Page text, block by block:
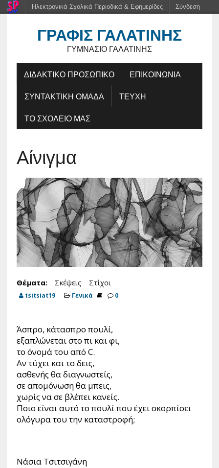
ΓΡΑΦΊΣ ΓΑΛΑΤΙΝΉΣ
ΓΥΜΝΆΣΙΟ ΓΑΛΑΤΙΝΉΣ
ΔΙΔΑΚΤΙΚΟ ΠΡΟΣΩΠΙΚΟ
ΕΠΙΚΟΙΝΩΝΙΑ
ΣΥΝΤΑΚΤΙΚΗ ΟΜΑΔΑ
ΤΕΥΧΗ
ΤΟ ΣΧΟΛΕΙΟ ΜΑΣ
Αίνιγμα
Θέματα: Σκέψεις Στίχοι
tsitsiat19 Γενικά 0
Άσπρο, κάτασπρο πουλί,
εξαπλώνεται στο πι και φι,
το όνομά του από C.
Αν τύχει και το δεις,
ασθενής θα διαγνωστείς,
σε απομόνωση θα μπεις,
χωρίς να σε βλέπει κανείς.
Ποιο είναι αυτό το πουλί που έχει σκορπίσει
ολόγυρα του την καταστροφή;
Νάσια Τσιτσιγάνη
Ηλεκτρονικά Σχολικά Περιοδικά & Εφημερίδες Σύνδεση